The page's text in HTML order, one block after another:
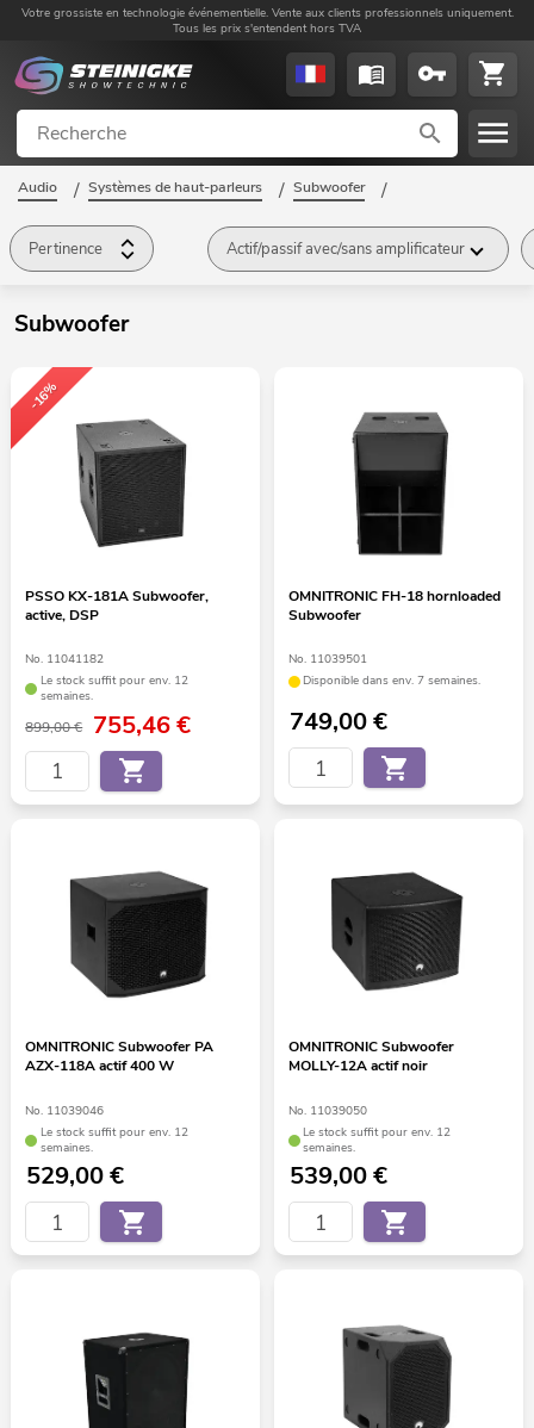
Votre grossiste en technologie événementielle. Vente aux clients professionnels uniquement.
Tous les prix s'entendent hors TVA
Audio / Systèmes de haut-parleurs / Subwoofer /
Pertinence Actif/passif avec/sans amplificateur
Subwoofer
-16%
PSSO KX-181A Subwoofer,
active, DSP
No. 11041182
Le stock suffit pour env. 12
semaines.
899,00 € 755,46€
OMNITRONIC FH-18 hornloaded
Subwoofer
No. 11039501
Disponible dans env. 7 semaines.
749,00€
OMNITRONIC Subwoofer PA
AZX-118A actif 400 W
No. 11039046
Le stock suffit pour env. 12
semaines.
529,00€
OMNITRONIC Subwoofer
MOLLY-12A actif noir
No. 11039050
Le stock suffit pour env. 12
semaines.
539,00€